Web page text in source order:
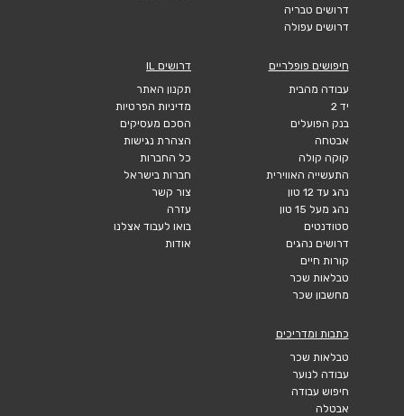
דרושים טבריה
דרושים עפולה
חיפושים פופלריים
עבודה מהבית
יד 2
בנק הפועלים
אבטחה
קוקה קולה
התעשייה האווירית
נהג עד 12 טון
נהג מעל 15 טון
סטודנטים
דרושים נהגים
קורות חיים
טבלאות שכר
מחשבון שכר
דרושים IL
תקנון האתר
מדיניות הפרטיות
הסכם מעסיקים
הצהרת נגישות
כל החברות
חברות בישראל
צור קשר
עזרה
בואו לעבוד אצלנו
אודות
כתבות ומדריכים
טבלאות שכר
עבודה לנוער
חיפוש עבודה
אבטלה